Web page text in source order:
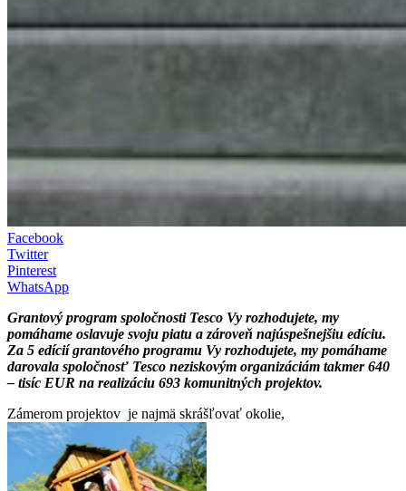
Facebook
Twitter
Pinterest
WhatsApp
Grantový program spoločnosti Tesco Vy rozhodujete, my
pomáhame oslavuje svoju piatu a zároveň najúspešnejšiu edíciu.
Za 5 edícií grantového programu Vy rozhodujete, my pomáhame
darovala spoločnosť Tesco neziskovým organizáciám takmer 640
– tisíc EUR na realizáciu 693 komunitných projektov.
Zámerom projektov je najmä skrášľovať okolie,